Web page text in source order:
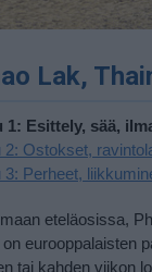
Lak,
1: Esittely, sää,
2: Ostokset,
3: Perheet,
eteläosissa,
on eurooppalaisten
tai kahden viikon